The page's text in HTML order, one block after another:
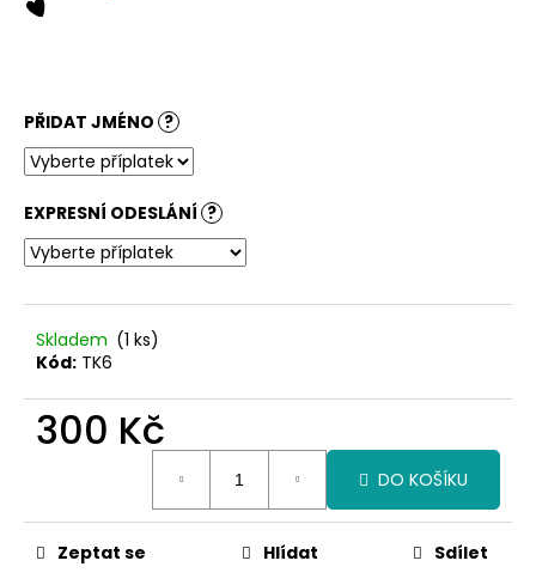
PŘIDAT JMÉNO ?
EXPRESNÍ ODESLÁNÍ ?
Skladem (1 ks)
Kód: TK6
300 Kč
DO KOŠÍKU
Zeptat se Hlídat Sdílet